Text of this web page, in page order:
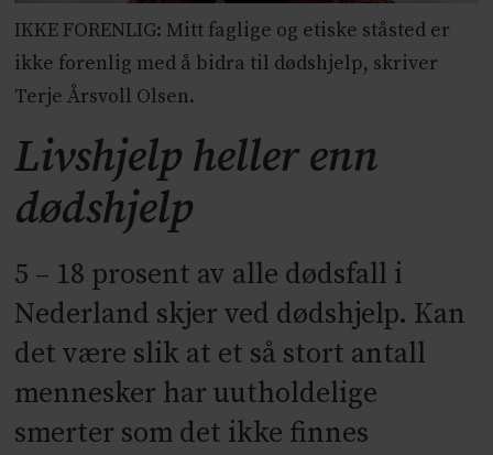
IKKE FORENLIG: Mitt faglige og etiske ståsted er
ikke forenlig med å bidra til dødshjelp, skriver
Terje Årsvoll Olsen.
Livshjelp heller enn
dødshjelp
5 – 18 prosent av alle dødsfall i
Nederland skjer ved dødshjelp. Kan
det være slik at et så stort antall
mennesker har uutholdelige
smerter som det ikke finnes